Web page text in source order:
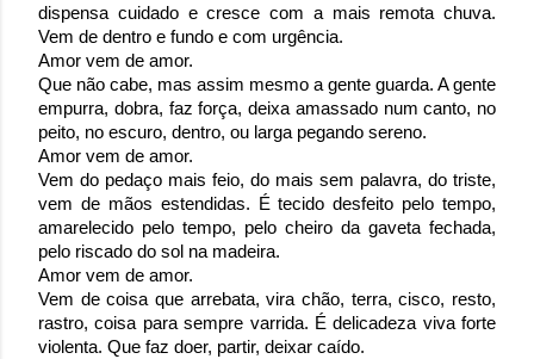
Vem de dentro e fundo e com urgência.
Amor vem de amor.
Que não cabe, mas assim mesmo a gente guarda. A gente
empurra, dobra, faz força, deixa amassado num canto, no
peito, no escuro, dentro, ou larga pegando sereno.
Amor vem de amor.
Vem do pedaço mais feio, do mais sem palavra, do triste,
vem de mãos estendidas. É tecido desfeito pelo tempo,
amarelecido pelo tempo, pelo cheiro da gaveta fechada,
pelo riscado do sol na madeira.
Amor vem de amor.
Vem de coisa que arrebata, vira chão, terra, cisco, resto,
rastro, coisa para sempre varrida. É delicadeza viva forte
violenta. Que faz doer, partir, deixar caído.